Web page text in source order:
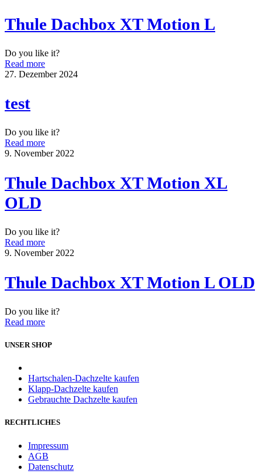
Thule Dachbox XT Motion L
Do you like it?
Read more
27. Dezember 2024
test
Do you like it?
Read more
9. November 2022
Thule Dachbox XT Motion XL
OLD
Do you like it?
Read more
9. November 2022
Thule Dachbox XT Motion L OLD
Do you like it?
Read more
UNSER SHOP
Hartschalen-Dachzelte kaufen
Klapp-Dachzelte kaufen
Gebrauchte Dachzelte kaufen
RECHTLICHES
Impressum
AGB
Datenschutz